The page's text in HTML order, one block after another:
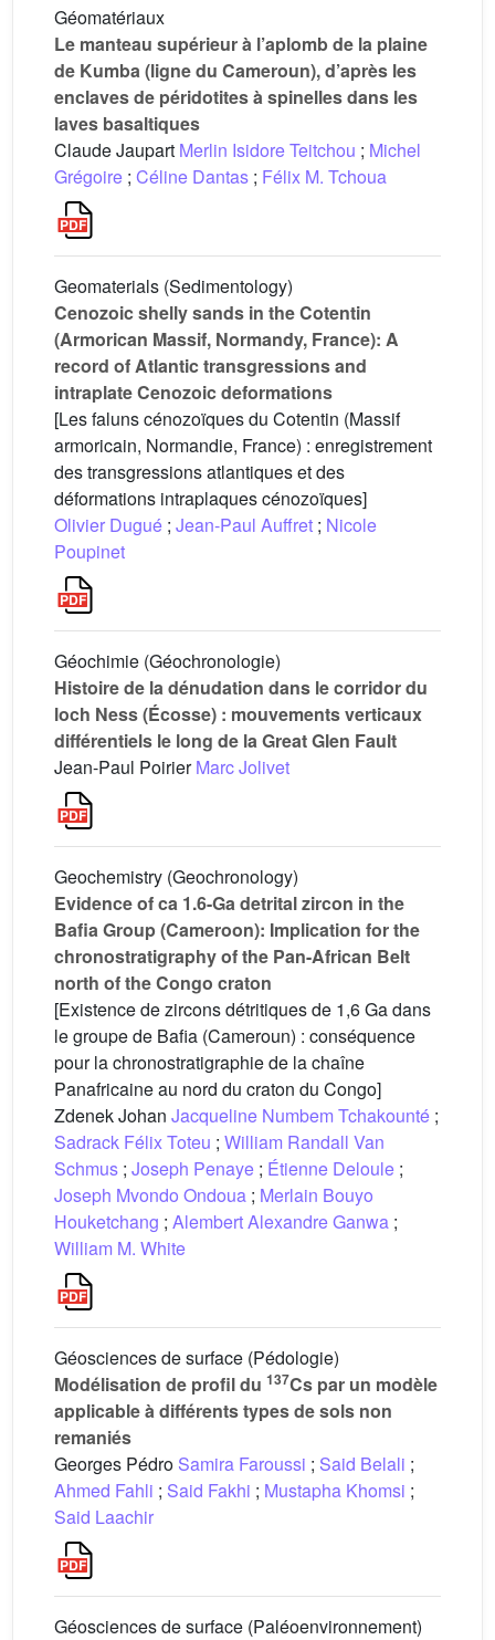
Géomatériaux
Le manteau supérieur à l’aplomb de la plaine
de Kumba (ligne du Cameroun), d’après les
enclaves de péridotites à spinelles dans les
laves basaltiques
Claude Jaupart Merlin Isidore Teitchou ; Michel
Grégoire ; Céline Dantas ; Félix M. Tchoua
Geomaterials (Sedimentology)
Cenozoic shelly sands in the Cotentin
(Armorican Massif, Normandy, France): A
record of Atlantic transgressions and
intraplate Cenozoic deformations
[Les faluns cénozoïques du Cotentin (Massif
armoricain, Normandie, France) : enregistrement
des transgressions atlantiques et des
déformations intraplaques cénozoïques]
Olivier Dugué ; Jean-Paul Auffret ; Nicole
Poupinet
Géochimie (Géochronologie)
Histoire de la dénudation dans le corridor du
loch Ness (Écosse) : mouvements verticaux
différentiels le long de la Great Glen Fault
Jean-Paul PoirierMarc Jolivet
Geochemistry (Geochronology)
Evidence of ca 1.6-Ga detrital zircon in the
Bafia Group (Cameroon): Implication for the
chronostratigraphy of the Pan-African Belt
north of the Congo craton
[Existence de zircons détritiques de 1,6 Ga dans
le groupe de Bafia (Cameroun) : conséquence
pour la chronostratigraphie de la chaîne
Panafricaine au nord du craton du Congo]
Zdenek Johan Jacqueline Numbem Tchakounté ;
Sadrack Félix Toteu ; William Randall Van
Schmus ; Joseph Penaye ; Étienne Deloule ;
Joseph Mvondo Ondoua ; Merlain Bouyo
Houketchang ; Alembert Alexandre Ganwa ;
William M. White
Géosciences de surface (Pédologie)
Modélisation de profil du 137Cs par un modèle
applicable à différents types de sols non
remaniés
Georges Pédro Samira Faroussi ; Said Belali ;
Ahmed Fahli ; Said Fakhi ; Mustapha Khomsi ;
Said Laachir
Géosciences de surface (Paléoenvironnement)